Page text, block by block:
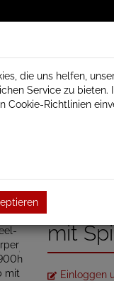
mit
Einloggen
die uns helfen,
Service zu bieten.
Cookie-Richtlinien